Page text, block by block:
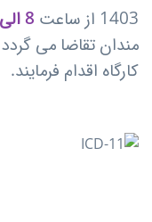
1403 از ساعت
8 الی
مندان تقاضا می
کارگاه اقدام فرمایند.